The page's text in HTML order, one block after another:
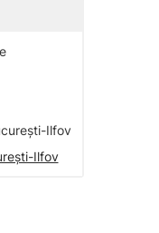
Ilfov
Ilfov